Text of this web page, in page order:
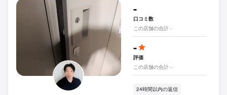
-
口コミ数
この店舗の合計 -
-
評価
この店舗の合計 -
24時間以内の返信